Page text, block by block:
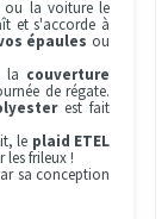
ou la voiture le
et s'accorde à
épaules ou
la couverture
de régate.
est fait
le plaid ETEL
les frileux !
sa conception